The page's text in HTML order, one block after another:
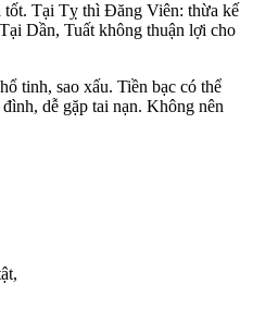
tốt. Tại Tỵ thì Đăng Viên: thừa kế
Dần, Tuất không thuận lợi cho
tinh, sao xấu. Tiền bạc có thể
dễ gặp tai nạn. Không nên